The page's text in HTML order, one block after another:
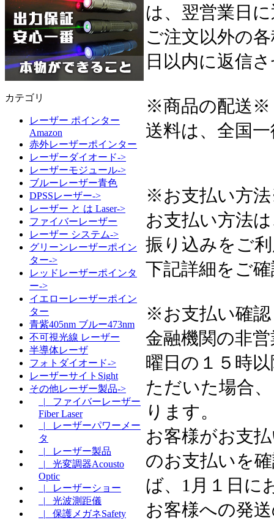
カテゴリ
レーザー ポインター
Amazon
赤外レーザーポインター
レーザーダイオード->
レーザーモジュール->
ブルーレーザー青色
DPSSレーザー->
レーザー と は Laser->
ファイバーレーザー
レーザー システム->
グリーンレーザーポイン
ター->
レッドレーザーポインタ
ー->
イエローレーザーポイン
ター
青紫405nm ブルー473nm
不可視光線 レーザー
半導体レーザ
フォトダイオード->
レーザーサイトSight
その他レーザー製品->
|_ ファイバーレーザー
Fiber Laser
|_ レーザーパワーメー
タ
|_ レーザー製品
|_ 光変調器Acousto
Optic
|_ レーザーショー
|_ 光波測距儀
|_ 保護メガネSafety
は、翌営業日
ご注文以外の
日以内に返信
※商品の配送※
送料は、全国
※お支払い方
お支払い方法
振り込みをご
下記詳細をご
※お支払い確
金融機関の非
曜日の１５時
ただいた場合
ります。
お客様がお支
のお支払いを
ば、1月１日に
お客様への発